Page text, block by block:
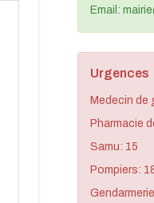
Email:
Urgences
Medecin de
Pharmacie
Samu: 15
Pompiers: